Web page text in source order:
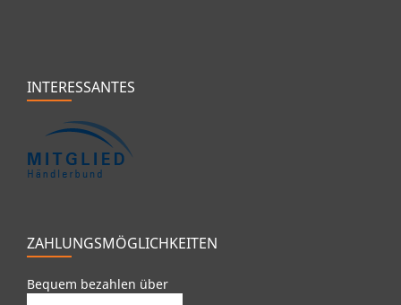
INTERESSANTES
ZAHLUNGSMÖGLICHKEITEN
Bequem bezahlen über